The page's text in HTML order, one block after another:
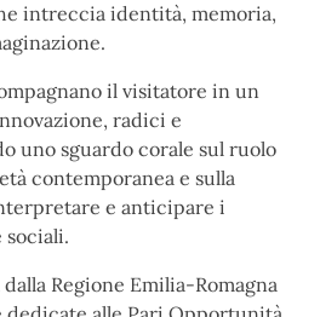
intreccia identità, memoria,
il visitatore in un
radici e
uno sguardo corale sul ruolo
contemporanea e sulla
e anticipare i
Regione Emilia-Romagna